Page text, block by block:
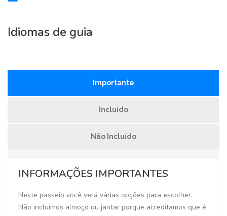
Idiomas de guia
Importante
Incluído
Não Incluído
INFORMAÇÕES IMPORTANTES
Neste passeio você verá várias opções para escolher.
Não incluímos almoço ou jantar porque acreditamos que é